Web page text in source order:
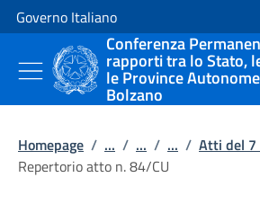
Vai al contenuto
Vai alla navigazione del sito
Governo Italiano
Conferenza
rapporti tra lo Stato,
le Province
Bolzano
Homepage / ... / ... / ... / Atti del
Repertorio atto n. 84/CU